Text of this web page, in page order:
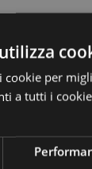
per
a tutti i